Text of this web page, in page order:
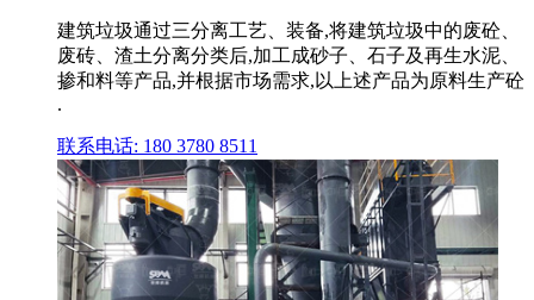
建筑垃圾通过三分离工艺、装备,将建筑垃圾中的废砼、
废砖、渣土分离分类后,加工成砂子、石子及再生水泥、
掺和料等产品,并根据市场需求,以上述产品为原料生产砼
.
联系电话: 180 3780 8511